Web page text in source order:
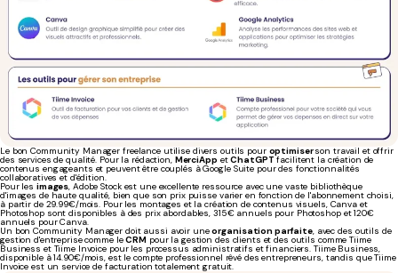
Le bon Community Manager freelance utilise divers outils pour optimiserson travail et offrir
des services de qualité. Pour la rédaction, MerciApp etChatGPTfacilitent la création de
contenus engageants et peuvent être couplés à Google Suite pour des fonctionnalités
collaboratives et d'édition.
Pour les images , Adobe Stock est une excellente ressource avec une vaste bibliothèque
d'images de haute qualité, bien que son prix puisse varier en fonction de l'abonnement choisi,
à partir de 29.99€/mois. Pour les montages et la création de contenus visuels, Canva et
Photoshop sont disponibles à des prix abordables, 315€ annuels pour Photoshop et 120€
annuels pour Canva.
Un bon Community Manager doit aussi avoir uneorganisation parfaite, avec des outils de
gestion d'entreprise comme leCRM pour la gestion des clients et des outils comme Tiime
Business et Tiime Invoice pour les processus administratifs et financiers. Tiime Business,
disponible à 14.90€/mois, est le compte professionnel rêvé des entrepreneurs, tandis que Tiime
Invoice est un service de facturation totalement gratuit.